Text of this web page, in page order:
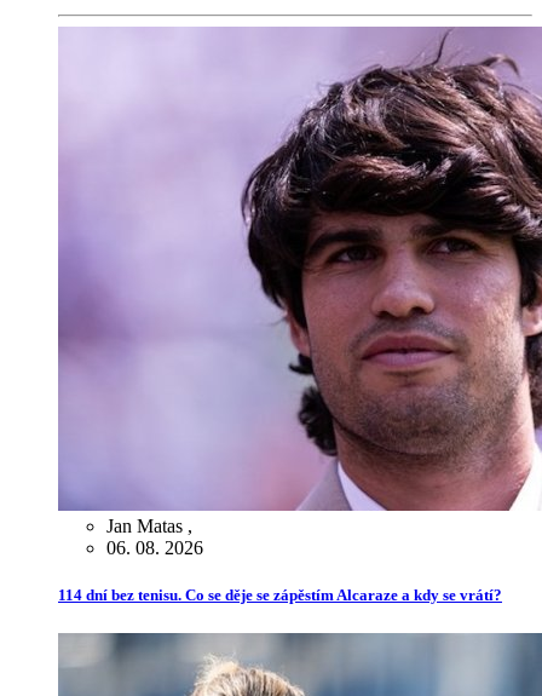
Jan Matas ,
06. 08. 2026
114 dní bez tenisu. Co se děje se zápěstím Alcaraze a kdy se vrátí?